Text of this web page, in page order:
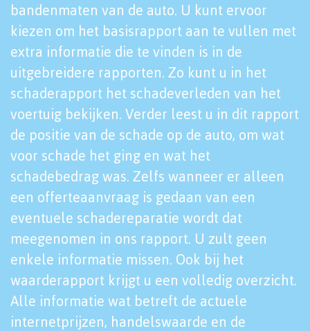
bandenmaten van de auto. U kunt ervoor
kiezen om het basisrapport aan te vullen met
extra informatie die te vinden is in de
uitgebreidere rapporten. Zo kunt u in het
schaderapport het schadeverleden van het
voertuig bekijken. Verder leest u in dit rapport
de positie van de schade op de auto, om wat
voor schade het ging en wat het
schadebedrag was. Zelfs wanneer er alleen
een offerteaanvraag is gedaan van een
eventuele schadereparatie wordt dat
meegenomen in ons rapport. U zult geen
enkele informatie missen. Ook bij het
waarderapport krijgt u een volledig overzicht.
Alle informatie wat betreft de actuele
internetprijzen, handelswaarde en de